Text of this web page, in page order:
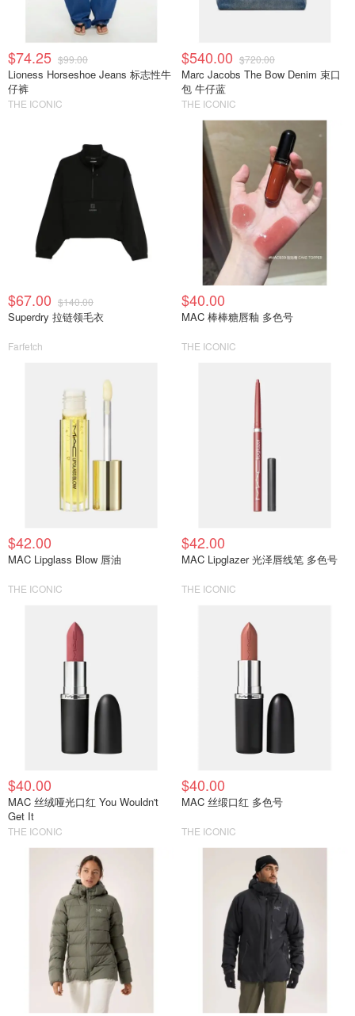
$74.25 $99.00
Lioness Horseshoe Jeans 标志性牛
仔裤
THE ICONIC
$540.00 $720.00
Marc Jacobs The Bow Denim 束口
包 牛仔蓝
THE ICONIC
$67.00 $140.00
Superdry 拉链领毛衣
Farfetch
$40.00
MAC 棒棒糖唇釉 多色号
THE ICONIC
$42.00
MAC Lipglass Blow 唇油
THE ICONIC
$42.00
MAC Lipglazer 光泽唇线笔 多色号
THE ICONIC
$40.00
MAC 丝绒哑光口红 You Wouldn't
Get It
THE ICONIC
$40.00
MAC 丝缎口红 多色号
THE ICONIC